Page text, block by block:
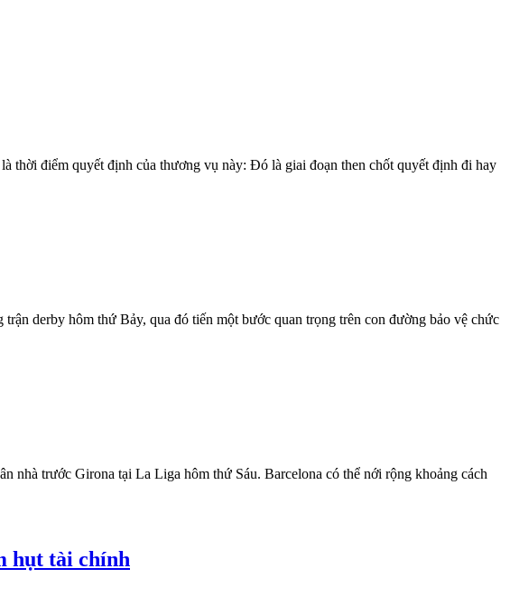
thời điểm quyết định của thương vụ này: Đó là giai đoạn then chốt quyết định đi hay
derby hôm thứ Bảy, qua đó tiến một bước quan trọng trên con đường bảo vệ chức
nhà trước Girona tại La Liga hôm thứ Sáu. Barcelona có thể nới rộng khoảng cách
hụt tài chính